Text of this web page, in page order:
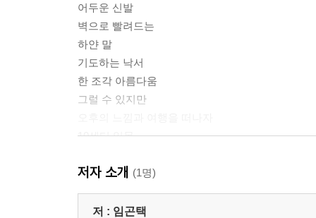
어두운 신발
벽으로 빨려드는
하얀 말
기도하는 낙서
한 조각 아름다움
그럴 수 있지만
10센티 일몰
2부 빛나지 않는 것들을 잠시 빛나게
쑥
멀리 간다고 가까워지는 건 아니야
저자 소개 (1명)
저 : 임곤택